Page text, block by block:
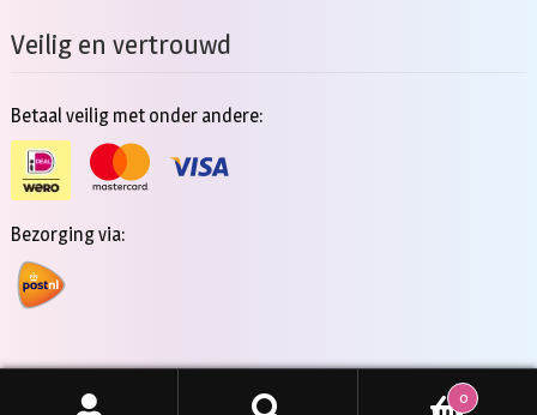
Veilig en vertrouwd
Betaal veilig met onder andere:
Bezorging via:
0